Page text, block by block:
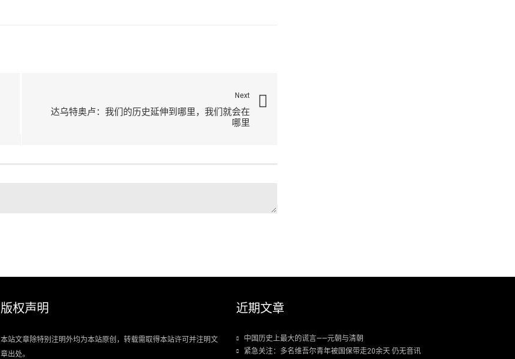
Next
达乌特奥卢：我们的历史延伸到哪里，我们就会在
哪里
版权声明
本站文章除特别注明外均为本站原创，转载需取得本站许可并注明文
章出处。
近期文章
中国历史上最大的谎言——元朝与清朝
紧急关注：多名维吾尔青年被国保带走20余天 仍无音讯